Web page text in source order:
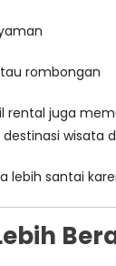
rombongan
rental juga
wisata
lebih santai